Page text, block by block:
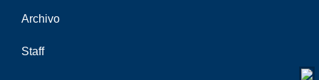
Archivo
Staff